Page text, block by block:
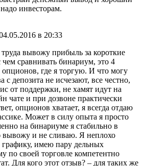
инвесторам.
в 20:33
вывожу прибыль за короткие
сравнивать бинариум, это 4
где я торгую. И что могу
с депозита не исчезают, все честно,
от поддержки, не хамят идут на
чате и при дозвоне практически
опционов хватает, я всегда отдаю
Может в силу опыта я просто
на бинариуме я стабильно в
вывожу и не сливаю. Я неплохо
имею пару дельных
по своей торговле компетентно
Для кого этот отзыв? – для таких же